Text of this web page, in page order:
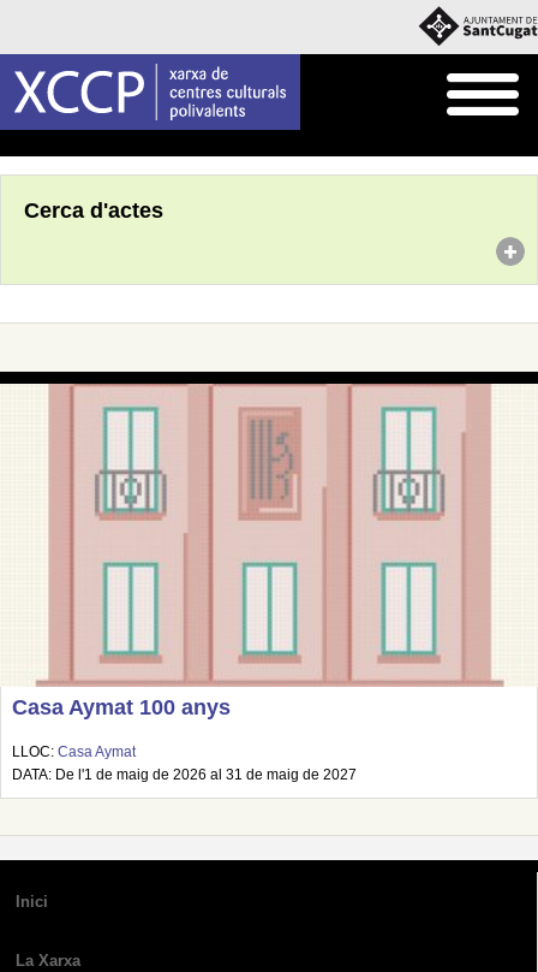
Cerca d'actes
Casa Aymat 100 anys
LLOC: Casa Aymat
DATA: De l'1 de maig de 2026 al 31 de maig de 2027
Inici
La Xarxa